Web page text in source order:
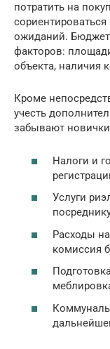
потратить на
ожиданий.
факторов:
объекта, наличия
Кроме
учесть
забывают
Налоги и
Услуги
Расходы
комиссия